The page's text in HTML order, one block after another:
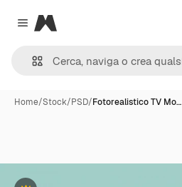
Close menu
Magnific
Home/Stock/PSD/Fotorealistico TV Mo…